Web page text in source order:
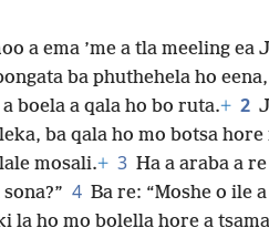
a ema ’me a tla meeling ea
ba phuthehela ho
boela a qala ho bo ruta.+ 2
ba qala ho mo botsa
mosali.+ 3 Ha a araba a
4 Ba re: “Moshe o ile
la ho mo bolella hore a